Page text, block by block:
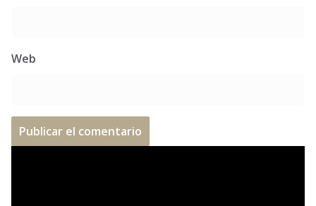
Web